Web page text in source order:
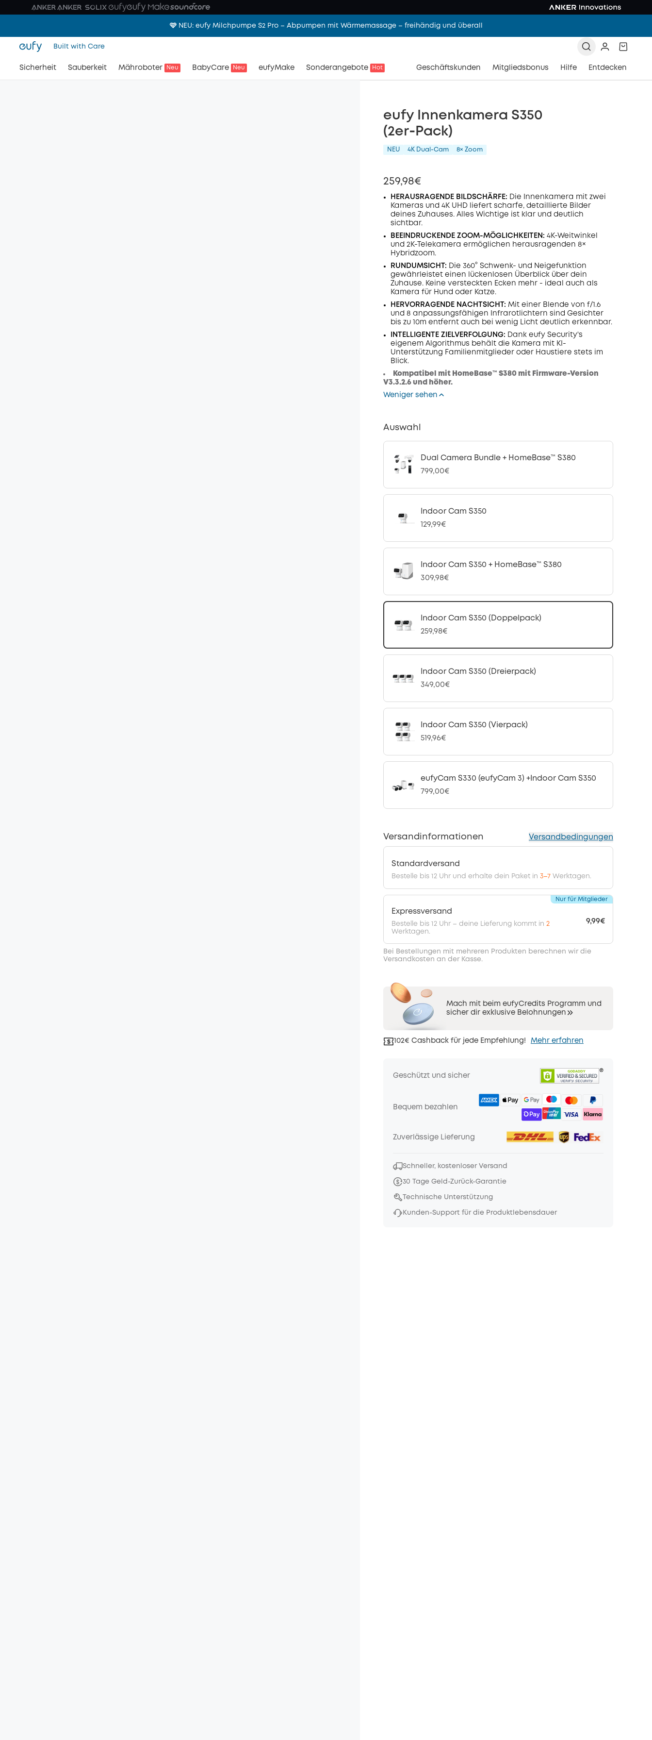
🩷 NEU: eufy Milchpumpe S2 Pro – Abpumpen mit Wärmemassage – freihändig und überall
Built with Care
Sicherheit Sauberkeit Mähroboter Neu BabyCare Neu eufyMake Sonderangebote Hot Geschäftskunden Mitgliedsbonus Hilfe Entdecken
eufy Innenkamera S350
(2er‑Pack)
NEU 4K Dual-Cam 8× Zoom
259,98€
HERAUSRAGENDE BILDSCHÄRFE: Die Innenkamera mit zwei
Kameras und 4K UHD liefert scharfe, detaillierte Bilder
deines Zuhauses. Alles Wichtige ist klar und deutlich
sichtbar.
BEEINDRUCKENDE ZOOM-MÖGLICHKEITEN: 4K-Weitwinkel
und 2K-Telekamera ermöglichen herausragenden 8×
Hybridzoom.
RUNDUMSICHT: Die 360° Schwenk- und Neigefunktion
gewährleistet einen lückenlosen Überblick über dein
Zuhause. Keine versteckten Ecken mehr - ideal auch als
Kamera für Hund oder Katze.
HERVORRAGENDE NACHTSICHT: Mit einer Blende von f/1.6
und 8 anpassungsfähigen Infrarotlichtern sind Gesichter
bis zu 10m entfernt auch bei wenig Licht deutlich erkennbar.
INTELLIGENTE ZIELVERFOLGUNG: Dank eufy Security's
eigenem Algorithmus behält die Kamera mit KI-
Unterstützung Familienmitglieder oder Haustiere stets im
Blick.
Kompatibel mit HomeBase™ S380 mit Firmware-Version
V3.3.2.6 und höher.
Weniger sehen
Auswahl
Dual Camera Bundle + HomeBase™ S380
799,00€
Indoor Cam S350
129,99€
Indoor Cam S350 + HomeBase™ S380
309,98€
Indoor Cam S350 (Doppelpack)
259,98€
Indoor Cam S350 (Dreierpack)
349,00€
Indoor Cam S350 (Vierpack)
519,96€
eufyCam S330 (eufyCam 3) +Indoor Cam S350
799,00€
Versandinformationen Versandbedingungen
Standardversand
Bestelle bis 12 Uhr und erhalte dein Paket in 3–7Werktagen.
Expressversand
Bestelle bis 12 Uhr – deine Lieferung kommt in 2
Werktagen.
9,99€
Nur für Mitglieder
Bei Bestellungen mit mehreren Produkten berechnen wir die
Versandkosten an der Kasse.
Mach mit beim eufyCredits Programm und
sicher dir exklusive Belohnungen
102€ Cashback für jede Empfehlung! Mehr erfahren
Geschützt und sicher
Bequem bezahlen
Zuverlässige Lieferung
Schneller, kostenloser Versand
30 Tage Geld-Zurück-Garantie
Technische Unterstützung
Kunden-Support für die Produktlebensdauer